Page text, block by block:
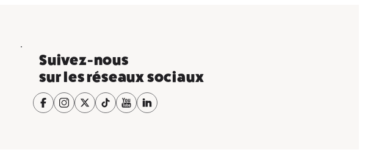
Suivez-nous
sur les réseaux sociaux